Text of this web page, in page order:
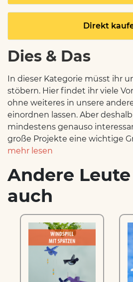
Direkt
Dies & Das
In dieser Kategorie müsst ihr
stöbern. Hier findet ihr viele
ohne weiteres in unsere
einordnen lassen. Aber
mindestens genauso
große Projekte eine wichtige
mehr lesen
Andere
auch